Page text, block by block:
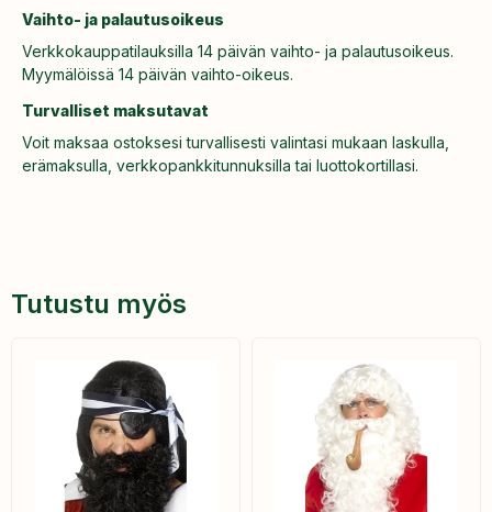
Vaihto- ja palautusoikeus
Verkkokauppatilauksilla 14 päivän vaihto- ja palautusoikeus.
Myymälöissä 14 päivän vaihto-oikeus.
Turvalliset maksutavat
Voit maksaa ostoksesi turvallisesti valintasi mukaan laskulla,
erämaksulla, verkkopankkitunnuksilla tai luottokortillasi.
Tutustu myös